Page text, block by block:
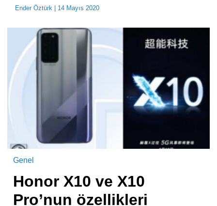
Ender Öztürk | 14 Mayıs 2020
Genel
Honor X10 ve X10
Pro’nun özellikleri